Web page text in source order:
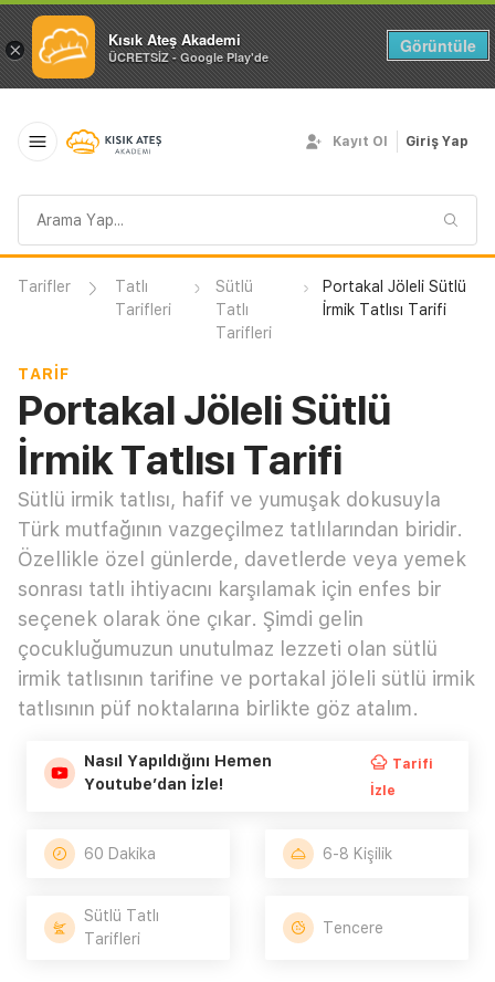
× Kısık Ateş Akademi
ÜCRETSİZ - Google Play'de
Görüntüle
sorgusu
Kayıt Ol Giriş Yap
Tarifler
Tatlı
Tarifleri
Sütlü
Tatlı
Tarifleri
Portakal Jöleli Sütlü
İrmik Tatlısı Tarifi
TARIF
Portakal Jöleli Sütlü
İrmik Tatlısı Tarifi
Sütlü irmik tatlısı, hafif ve yumuşak dokusuyla
Türk mutfağının vazgeçilmez tatlılarından biridir.
Özellikle özel günlerde, davetlerde veya yemek
sonrası tatlı ihtiyacını karşılamak için enfes bir
seçenek olarak öne çıkar. Şimdi gelin
çocukluğumuzun unutulmaz lezzeti olan sütlü
irmik tatlısının tarifine ve portakal jöleli sütlü irmik
tatlısının püf noktalarına birlikte göz atalım.
Nasıl Yapıldığını Hemen
Youtube’dan İzle!
Tarifi
İzle
60 Dakika 6-8 Kişilik
Sütlü Tatlı
Tarifleri
Tencere